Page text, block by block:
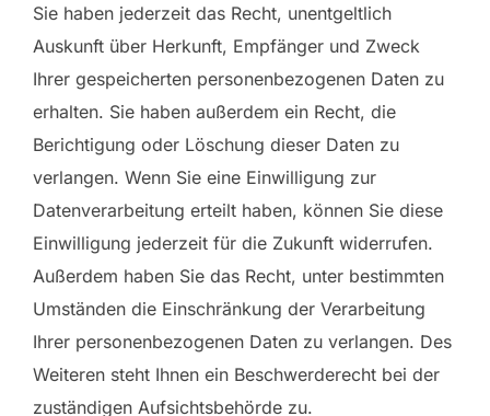
Sie haben jederzeit das Recht, unentgeltlich
Auskunft über Herkunft, Empfänger und Zweck
Ihrer gespeicherten personenbezogenen Daten zu
erhalten. Sie haben außerdem ein Recht, die
Berichtigung oder Löschung dieser Daten zu
verlangen. Wenn Sie eine Einwilligung zur
Datenverarbeitung erteilt haben, können Sie diese
Einwilligung jederzeit für die Zukunft widerrufen.
Außerdem haben Sie das Recht, unter bestimmten
Umständen die Einschränkung der Verarbeitung
Ihrer personenbezogenen Daten zu verlangen. Des
Weiteren steht Ihnen ein Beschwerderecht bei der
zuständigen Aufsichtsbehörde zu.